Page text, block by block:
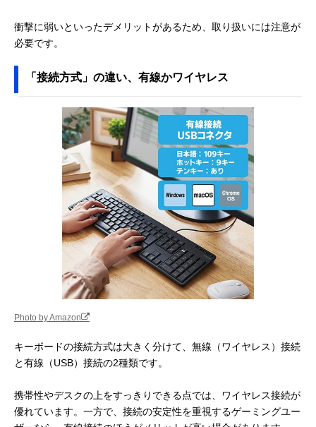
衝撃に弱いといったデメリットがあるため、取り扱いには注意が
必要です。
「接続方式」の違い、有線かワイヤレス
Photo by Amazon
キーボードの接続方式は大きく分けて、無線（ワイヤレス）接続
と有線（USB）接続の2種類です。
携帯性やデスクの上をすっきりできる点では、ワイヤレス接続が
優れています。一方で、接続の安定性を重視するゲーミングユー